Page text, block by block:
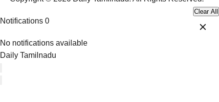
Notifications 0
Clear All
No notifications available
Daily Tamilnadu